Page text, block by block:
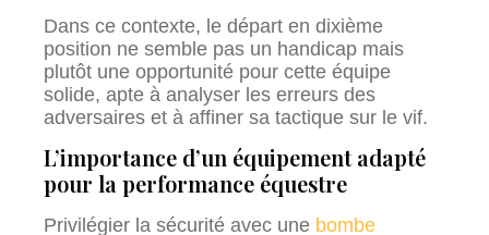
Dans ce contexte, le départ en dixième
position ne semble pas un handicap mais
plutôt une opportunité pour cette équipe
solide, apte à analyser les erreurs des
adversaires et à affiner sa tactique sur le vif.
L’importance d’un équipement adapté
pour la performance équestre
Privilégier la sécurité avec une bombe